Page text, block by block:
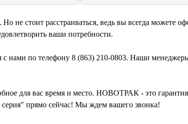
не стоит расстраиваться, ведь вы всегда можете
ваши потребности.
с нами по телефону 8 (863) 210-0803. Наши
для вас время и место. НОВОТРАК - это гарантия
серия" прямо сейчас! Мы ждем вашего звонка!